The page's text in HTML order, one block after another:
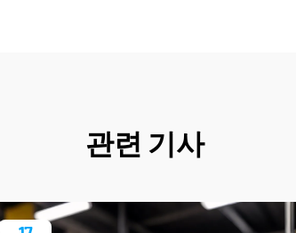
관련 기사